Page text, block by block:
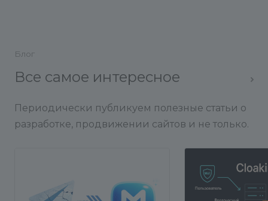
Блог
Все самое интересное
Периодически публикуем полезные статьи о
разработке, продвижении сайтов и не только.